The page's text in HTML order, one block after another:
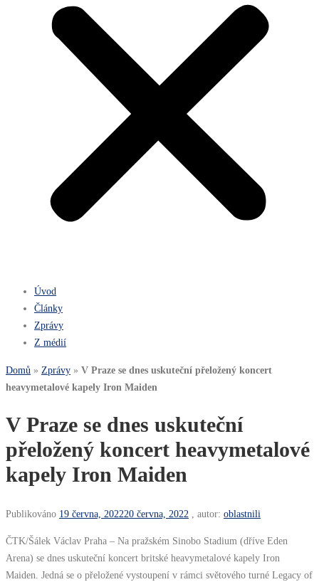
Úvod
Články
Zprávy
Z médií
Domů » Zprávy » V Praze se dnes uskuteční přeložený koncert
heavymetalové kapely Iron Maiden
V Praze se dnes uskuteční
přeložený koncert heavymetalové
kapely Iron Maiden
Publikováno 19 června, 202220 června, 2022 , autor: oblastnili
ČTK/Šálek Václav Praha – Na pražském Sinobo Stadium (dříve Eden
Arena) se dnes uskuteční koncert britské heavymetalové kapely Iron
Maiden. Jedná se o přeložené vystoupení v rámci světového turné Legacy of